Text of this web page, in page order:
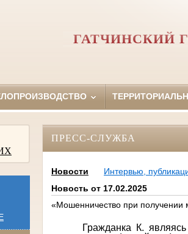
ГАТЧИНСКИЙ
ПРЕСС-СЛУЖБА
Новости Интервью,
Новость от 17.02.2025
«Мошенничество при получении
Гражданка К.